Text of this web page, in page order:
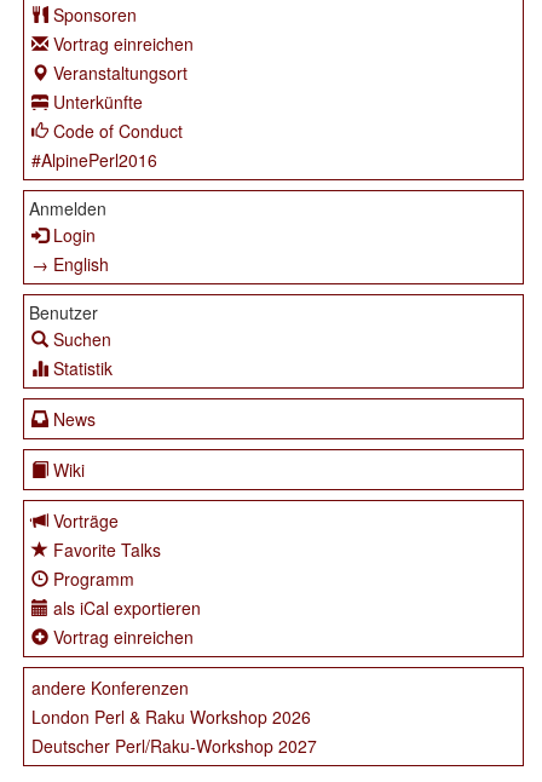
Sponsoren
Vortrag einreichen
Veranstaltungsort
Unterkünfte
Code of Conduct
#AlpinePerl2016
Anmelden
Login
→ English
Benutzer
Suchen
Statistik
News
Wiki
Vorträge
Favorite Talks
Programm
als iCal exportieren
Vortrag einreichen
andere Konferenzen
London Perl & Raku Workshop 2026
Deutscher Perl/Raku-Workshop 2027